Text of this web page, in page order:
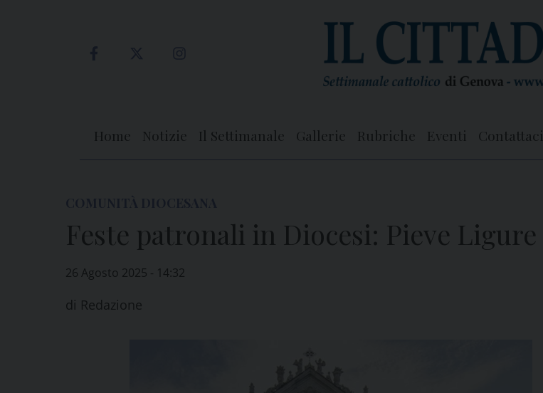
Home Notizie Il Settimanale Gallerie Rubriche Eventi Contattaci
Feste patronali in Diocesi: Pieve Ligure
26 Agosto 2025 - 14:32
di Redazione